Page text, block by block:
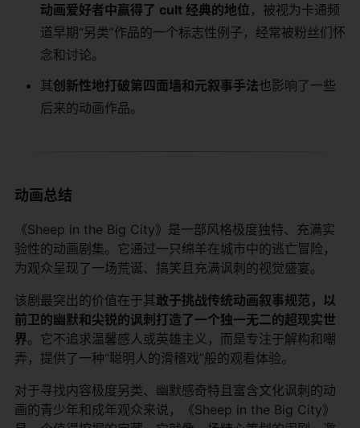
动画爱好者中赢得了 cult 经典的地位​ ​，被视为卡通频
道早期“另类”作品的一个标志性例子，经常被粉丝们怀
念和讨论。
其​​创新性地打破第四面墙和元叙事手法​​也影响了一些
后来的动画作品。
动画总结
《Sheep in the Big City》是一部风格极度独特、充满实
验性的动画剧集。它通过一只绵羊在城市中的逃亡冒险，
为观众呈现了一场荒诞、搞笑且充满讽刺的视觉盛宴。
该剧最突出的价值在于其​​敢于挑战传统动画叙事规范，以
前卫的幽默和尖锐的讽刺打造了一个独一无二的超现实世
界​​。它不追求温馨感人或英雄主义，而是专注于解构和嘲
弄，提供了一种“聪明人的滑稽戏”般的观看体验。
对于寻找内容极度另类、幽默感奇特且富含文化讽刺的动
画的青少年和成年观众来说，《Sheep in the Big City》